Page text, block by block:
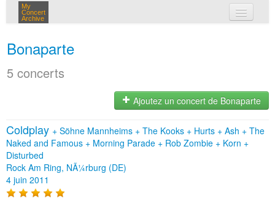
My
Concert
Archive
Bonaparte
5 concerts
Ajoutez un concert de Bonaparte
Coldplay + Söhne Mannheims + The Kooks + Hurts + Ash + The
Naked and Famous + Morning Parade + Rob Zombie + Korn +
Disturbed
Rock Am Ring, NÃ¼rburg (DE)
4 juin 2011